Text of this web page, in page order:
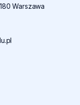
Warszawa